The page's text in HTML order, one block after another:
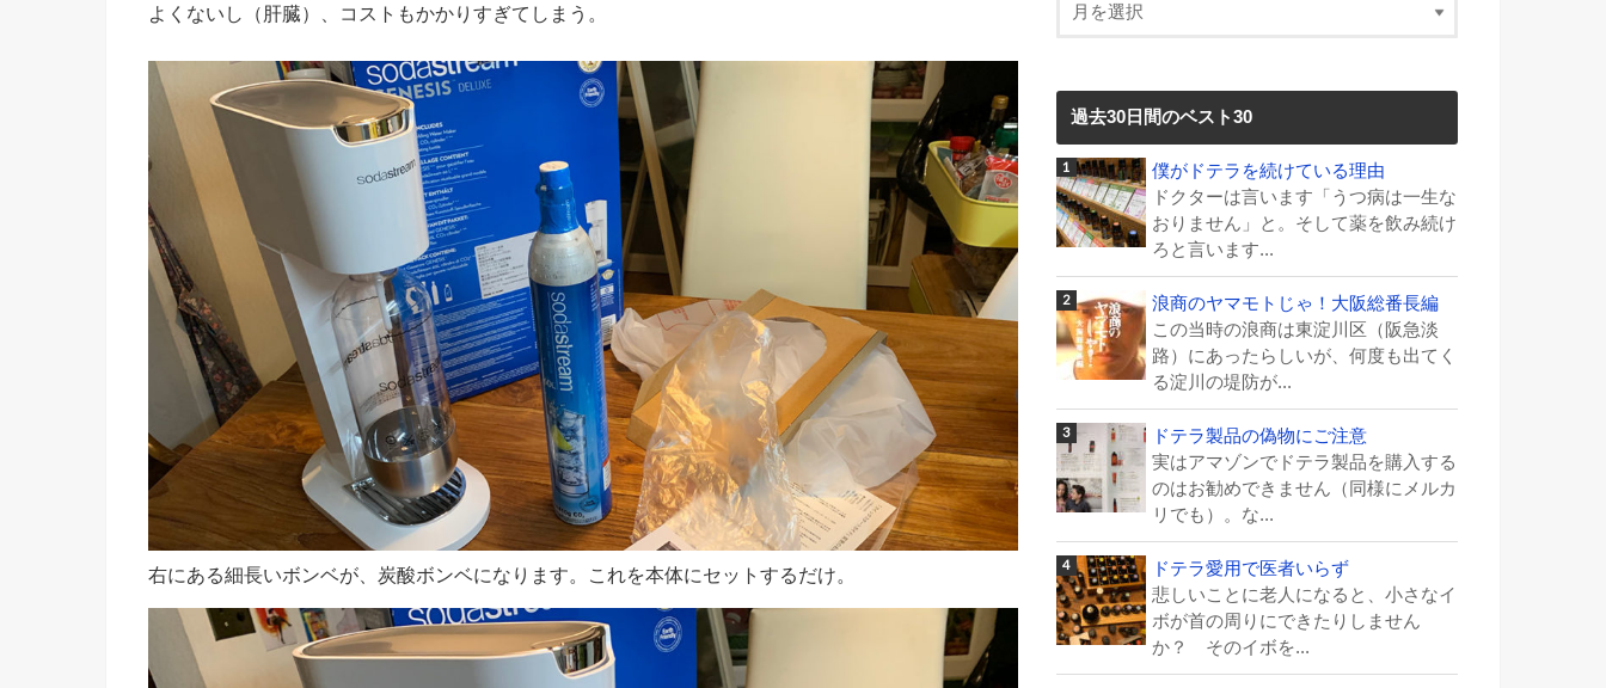
よくないし（肝臓）、コストもかかりすぎてしまう。
右にある細長いボンベが、炭酸ボンベになります。これを本体にセットするだけ。
過去30日間のベスト30
僕がドテラを続けている理由
ドクターは言います「うつ病は一生な
おりません」と。そして薬を飲み続け
ろと言います...
浪商のヤマモトじゃ！大阪総番長編
この当時の浪商は東淀川区（阪急淡
路）にあったらしいが、何度も出てく
る淀川の堤防が...
ドテラ製品の偽物にご注意
実はアマゾンでドテラ製品を購入する
のはお勧めできません（同様にメルカ
リでも）。な...
ドテラ愛用で医者いらず
悲しいことに老人になると、小さなイ
ボが首の周りにできたりしません
か？ そのイボを...